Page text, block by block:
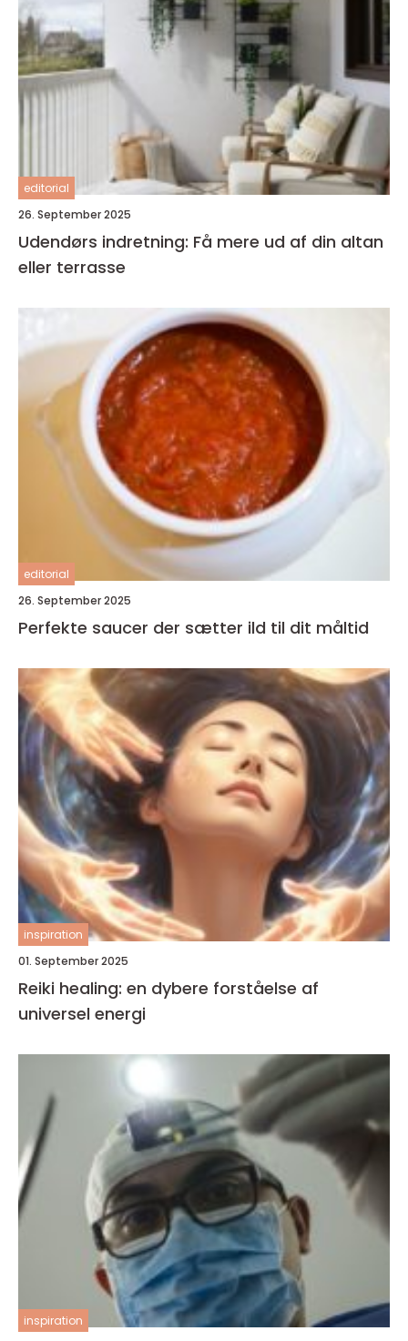
editorial
26. September 2025
Udendørs indretning: Få mere ud af din altan
eller terrasse
editorial
26. September 2025
Perfekte saucer der sætter ild til dit måltid
inspiration
01. September 2025
Reiki healing: en dybere forståelse af
universel energi
inspiration